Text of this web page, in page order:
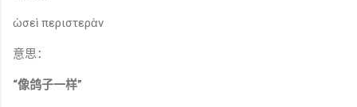
ὡσεὶ περιστερὰν
意思：
“像鸽子一样”